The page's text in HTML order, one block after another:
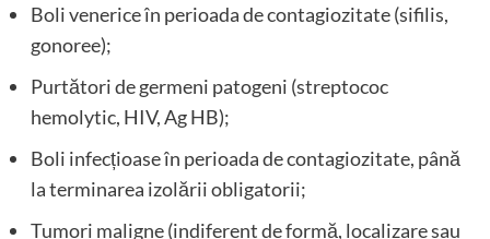
Boli venerice în perioada de contagiozitate (sifilis,
gonoree);
Purtători de germeni patogeni (streptococ
hemolytic, HIV, Ag HB);
Boli infecțioase în perioada de contagiozitate, până
la terminarea izolării obligatorii;
Tumori maligne (indiferent de formă, localizare sau